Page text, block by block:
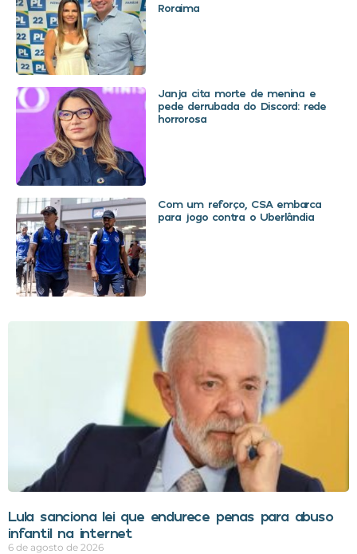
Roraima
Janja cita morte de menina e
pede derrubada do Discord: rede
horrorosa
Com um reforço, CSA embarca
para jogo contra o Uberlândia
Lula sanciona lei que endurece penas para abuso
infantil na internet
6 de agosto de 2026